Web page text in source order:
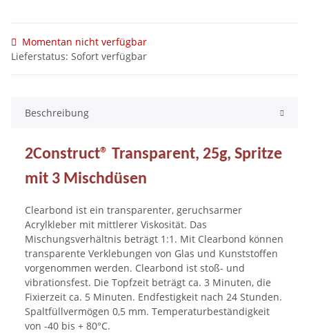
Momentan nicht verfügbar
Lieferstatus: Sofort verfügbar
Beschreibung
2Construct® Transparent, 25g, Spritze
mit 3 Mischdüsen
Clearbond ist ein transparenter, geruchsarmer
Acrylkleber mit mittlerer Viskosität. Das
Mischungsverhältnis beträgt 1:1. Mit Clearbond können
transparente Verklebungen von Glas und Kunststoffen
vorgenommen werden. Clearbond ist stoß- und
vibrationsfest. Die Topfzeit beträgt ca. 3 Minuten, die
Fixierzeit ca. 5 Minuten. Endfestigkeit nach 24 Stunden.
Spaltfüllvermögen 0,5 mm. Temperaturbeständigkeit
von -40 bis + 80°C.